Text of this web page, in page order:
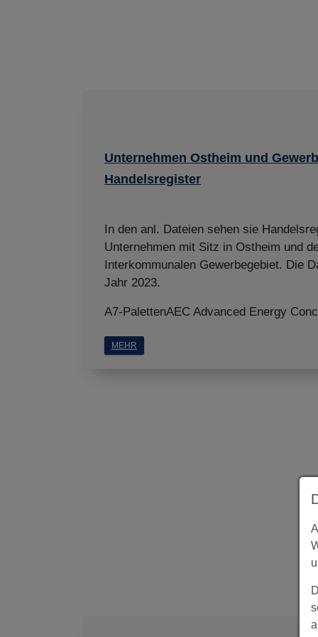
Unternehmen Ostheim und
Handelsregister
In den anl. Dateien sehen sie
Unternehmen mit Sitz in Ostheim und
Interkommunalen Gewerbegebiet. Die
Jahr 2023.
A7-PalettenAEC Advanced Energy
MEHR